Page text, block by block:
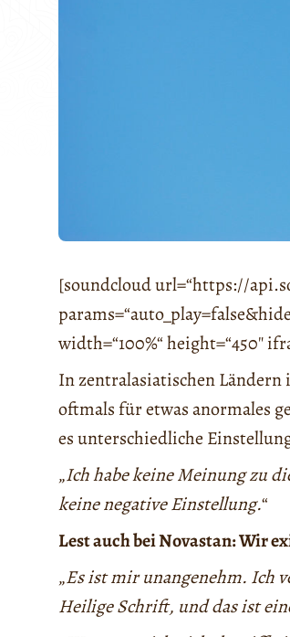
[soundcloud url=“https://
width=“100%“ height=“450″
In zentralasiatischen
oftmals für etwas anormales
es unterschiedliche
„Ich habe keine Meinung zu
keine negative Einstellung.“
Lest auch bei Novastan: Wir
„Es ist mir unangenehm. Ich
Heilige Schrift, und das ist